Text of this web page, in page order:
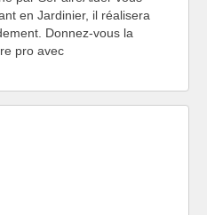
en Jardinier, il réalisera
Donnez-vous la
pro avec